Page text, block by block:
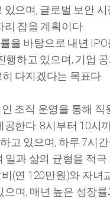
으며, 글로벌 보안
잡을 계획이다.
을 바탕으로 내년
행하고 있으며, 기업
다지겠다는 목표다.
조직 운영을 통해 직
한다. 8시부터 10시
고 있으며, 하루 7시
일과 삶의 균형을 적극
(연 120만원)와 자녀
며, 매년 높은 성장